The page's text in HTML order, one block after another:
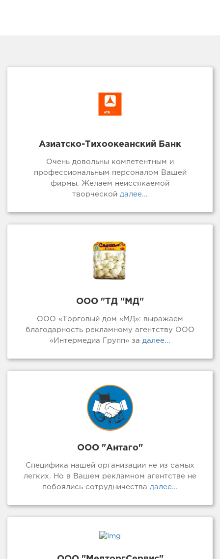
Азиатско-Тихоокеанский Банк
Очень довольны компетентным и
профессиональным персоналом Вашей
фирмы. Желаем неиссякаемой
творческой далее...
ООО "ТД "МД"
ООО «Торговый дом «МД»: выражаем
благодарность рекламному агентству ООО
«Интермедиа Групп» за далее...
ООО "Антаго"
Специфика нашей организации не из самых
легких. Но в Вашем рекламном агентстве не
побоялись сотрудничества далее...